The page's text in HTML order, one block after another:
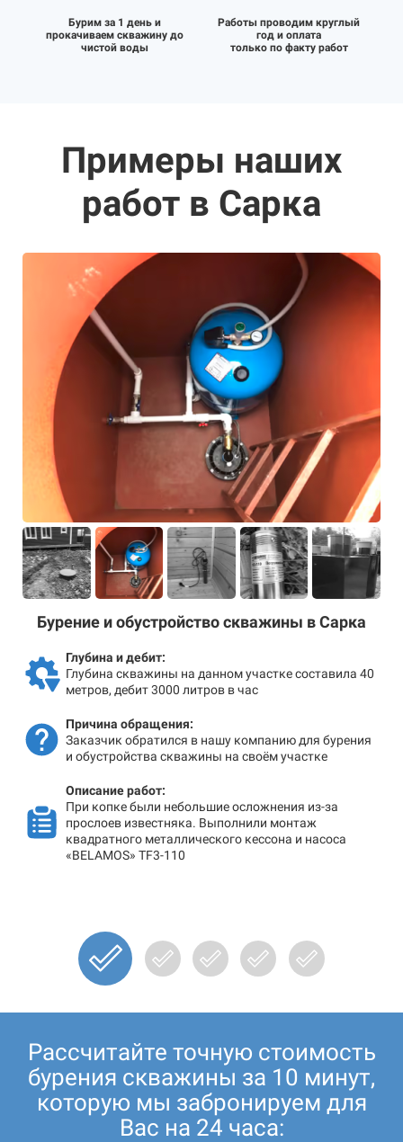
Бурим за 1 день и
прокачиваем скважину до
чистой воды
Работы проводим круглый
год и оплата
только по факту работ
Примеры наших
работ в Сарка
Бурение и обустройство скважины в Сарка
Глубина и дебит:
Глубина скважины на данном участке составила 40
метров, дебит 3000 литров в час
Причина обращения:
Заказчик обратился в нашу компанию для бурения
и обустройства скважины на своём участке
Описание работ:
При копке были небольшие осложнения из-за
прослоев известняка. Выполнили монтаж
квадратного металлического кессона и насоса
«BELAMOS» TF3-110
Рассчитайте точную стоимость
бурения скважины за 10 минут,
которую мы забронируем для
Вас на 24 часа: